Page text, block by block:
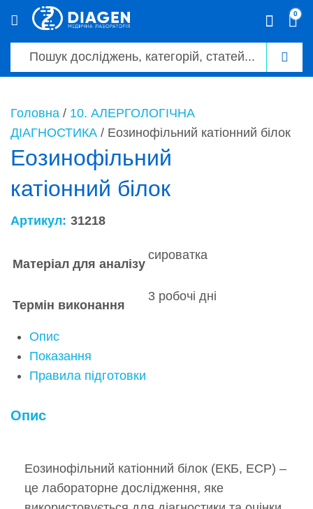
0
Головна / 10. АЛЕРГОЛОГІЧНА
ДІАГНОСТИКА / Еозинофільний катіонний білок
Еозинофільний
катіонний білок
Артикул: 31218
Матеріал для аналізу
сироватка
Термін виконання
3 робочі дні
Опис
Показання
Правила підготовки
Опис
Еозинофільний катіонний білок (ЕКБ, ECP) –
це лабораторне дослідження, яке